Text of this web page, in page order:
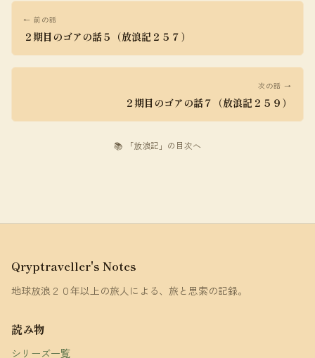
← 前の話
２期目のゴアの話５（放浪記２５７）
次の話 →
２期目のゴアの話７（放浪記２５９）
📚 「放浪記」の目次へ
Qryptraveller's Notes
地球放浪２０年以上の旅人による、旅と思索の記録。
読み物
シリーズ一覧